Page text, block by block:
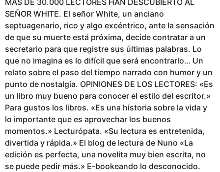
MÁS DE 30.000 LECTORES HAN DESCUBIERTO AL
SEÑOR WHITE. El señor White, un anciano
septuagenario, rico y algo excéntrico, ante la sensación
de que su muerte está próxima, decide contratar a un
secretario para que registre sus últimas palabras. Lo
que no imagina es lo difícil que será encontrarlo… Un
relato sobre el paso del tiempo narrado con humor y un
punto de nostalgia. OPINIONES DE LOS LECTORES: «Es
un libro muy bueno para conocer el estilo del escritor.»
Para gustos los libros. «Es una historia sobre la vida y
lo importante que es aprovechar los buenos
momentos.» Lecturópata. «Su lectura es entretenida,
divertida y rápida.» El blog de lectura de Nuno «La
edición es perfecta, una novelita muy bien escrita, no
se puede pedir más.» E-bookeando lo desconocido.